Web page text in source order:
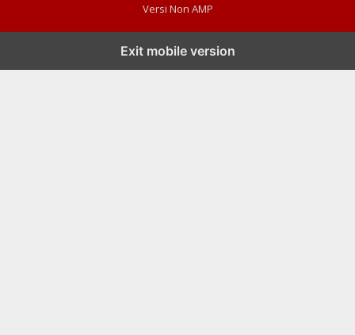
Versi Non AMP
Exit mobile version